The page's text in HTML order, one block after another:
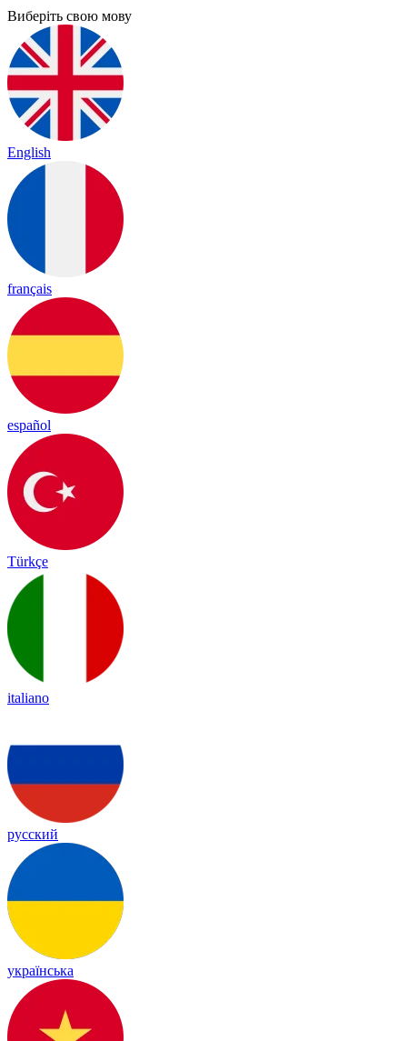
Виберіть свою мову
English
français
español
Türkçe
italiano
русский
українська